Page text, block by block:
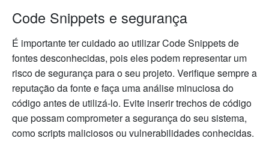
Code Snippets e segurança
É importante ter cuidado ao utilizar Code Snippets de
fontes desconhecidas, pois eles podem representar um
risco de segurança para o seu projeto. Verifique sempre a
reputação da fonte e faça uma análise minuciosa do
código antes de utilizá-lo. Evite inserir trechos de código
que possam comprometer a segurança do seu sistema,
como scripts maliciosos ou vulnerabilidades conhecidas.